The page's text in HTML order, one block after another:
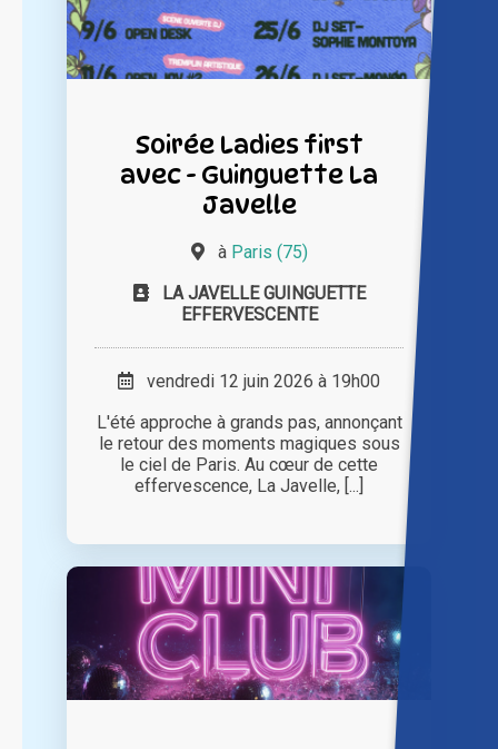
Soirée Ladies first
avec - Guinguette La
Javelle
à Paris (75)
LA JAVELLE GUINGUETTE
EFFERVESCENTE
vendredi 12 juin 2026 à 19h00
L'été approche à grands pas, annonçant
le retour des moments magiques sous
le ciel de Paris. Au cœur de cette
effervescence, La Javelle, [...]